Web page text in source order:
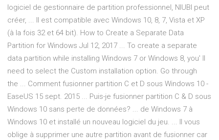
logiciel de gestionnaire de partition professionnel, NIUBI peut
créer, ... Il est compatible avec Windows 10, 8, 7, Vista et XP
(à la fois 32 et 64 bit). How to Create a Separate Data
Partition for Windows Jul 12, 2017 ... To create a separate
data partition while installing Windows 7 or Windows 8, you' ll
need to select the Custom installation option. Go through
the ... Comment fusionner partition C et D sous Windows 10 -
EaseUS 15 sept. 2015 ... Puis-je fusionner partition C & D sous
Windows 10 sans perte de données? ... de Windows 7 à
Windows 10 et installé un nouveau logiciel du jeu. ... Il vous
oblige à supprimer une autre partition avant de fusionner car